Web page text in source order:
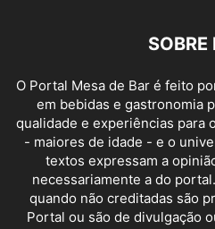
SOBRE
O Portal Mesa de Bar é feito
em bebidas e gastronomia
qualidade e experiências para
- maiores de idade - e o
textos expressam a
necessariamente a do
quando não creditadas são
Portal ou são de divulgação